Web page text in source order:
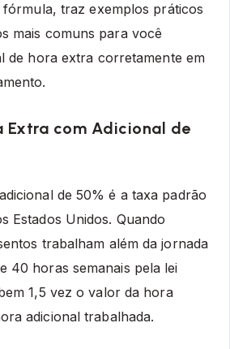
fórmula, traz exemplos práticos
mais comuns para você
de hora extra corretamente em
Extra com Adicional de
de 50% é a taxa padrão
Estados Unidos. Quando
trabalham além da jornada
40 horas semanais pela lei
1,5 vez o valor da hora
adicional trabalhada.